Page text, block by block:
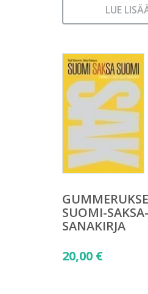
LUE
SUOMI-
SANAKIRJA
20,00 €